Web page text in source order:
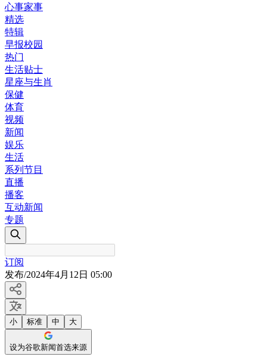
心事家事
精选
特辑
早报校园
热门
生活贴士
星座与生肖
保健
体育
视频
新闻
娱乐
生活
系列节目
直播
播客
互动新闻
专题
订阅
发布/2024年4月12日 05:00
小 标准 中 大
设为谷歌新闻首选来源